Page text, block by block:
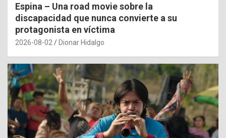
Espina – Una road movie sobre la
discapacidad que nunca convierte a su
protagonista en víctima
2026-08-02 Dionar Hidalgo